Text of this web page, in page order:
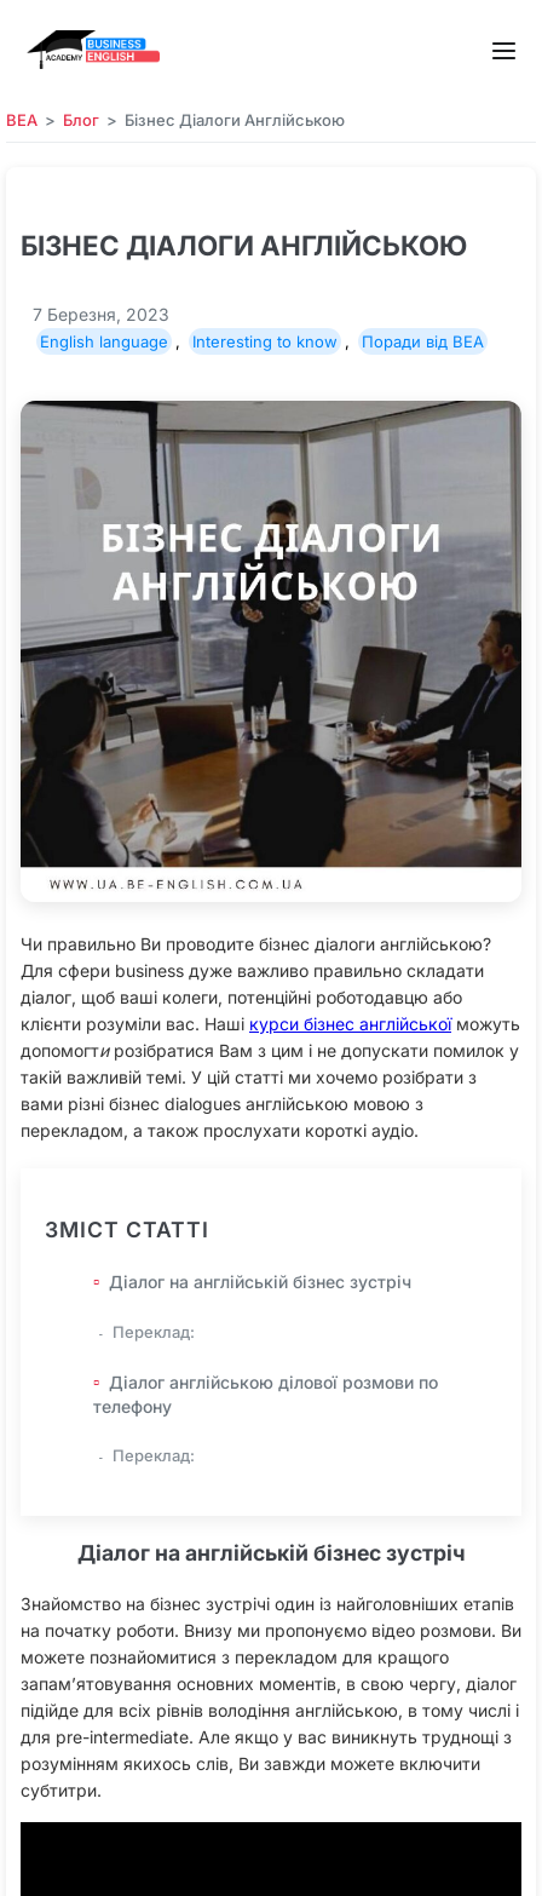
BEA Блог Бізнес Діалоги Англійською
БІЗНЕС ДІАЛОГИ АНГЛІЙСЬКОЮ
7 Березня, 2023
English language , Interesting to know , Поради від BEA
Чи правильно Ви проводите бізнес діалоги англійською?
Для сфери business дуже важливо правильно складати
діалог, щоб ваші колеги, потенційні роботодавцю або
клієнти розуміли вас. Наші курси бізнес англійськоїможуть
допомогтирозібратися Вам з цим і не допускати помилок у
такій важливій темі. У цій статті ми хочемо розібрати з
вами різні бізнес dialogues англійською мовою з
перекладом, а також прослухати короткі аудіо.
ЗМІСТ СТАТТІ
Діалог на англійській бізнес зустріч
Переклад:
Діалог англійською ділової розмови по
телефону
Переклад:
Діалог на англійській бізнес зустріч
Знайомство на бізнес зустрічі один із найголовніших етапів
на початку роботи. Внизу ми пропонуємо відео розмови. Ви
можете познайомитися з перекладом для кращого
запам’ятовування основних моментів, в свою чергу, діалог
підійде для всіх рівнів володіння англійською, в тому числі і
для pre-intermediate. Але якщо у вас виникнуть труднощі з
розумінням якихось слів, Ви завжди можете включити
субтитри.